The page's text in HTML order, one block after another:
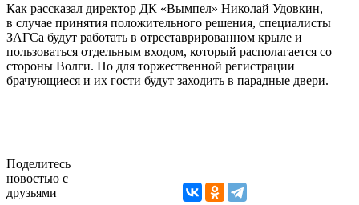
Как рассказал директор ДК «Вымпел» Николай Удовкин,
в случае принятия положительного решения, специалисты
ЗАГСа будут работать в отреставрированном крыле и
пользоваться отдельным входом, который располагается со
стороны Волги. Но для торжественной регистрации
брачующиеся и их гости будут заходить в парадные двери.
Поделитесь
новостью с
друзьями